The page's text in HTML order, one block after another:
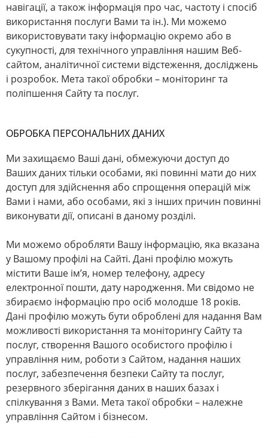
навігації, а також інформація про час, частоту і спосіб
використання послуги Вами та ін.). Ми можемо
використовувати таку інформацію окремо або в
сукупності, для технічного управління нашим Веб-
сайтом, аналітичної системи відстеження, досліджень
і розробок. Мета такої обробки – моніторинг та
поліпшення Сайту та послуг.
ОБРОБКА ПЕРСОНАЛЬНИХ ДАНИХ
Ми захищаємо Ваші дані, обмежуючи доступ до
Ваших даних тільки особами, які повинні мати до них
доступ для здійснення або спрощення операцій між
Вами і нами, або особами, які з інших причин повинні
виконувати дії, описані в даному розділі.
Ми можемо обробляти Вашу інформацію, яка вказана
у Вашому профілі на Сайті. Дані профілю можуть
містити Ваше ім’я, номер телефону, адресу
електронної пошти, дату народження. Ми свідомо не
збираємо інформацію про осіб молодше 18 років.
Дані профілю можуть бути оброблені для надання Вам
можливості використання та моніторингу Сайту та
послуг, створення Вашого особистого профілю і
управління ним, роботи з Сайтом, надання наших
послуг, забезпечення безпеки Сайту та послуг,
резервного зберігання даних в наших базах і
спілкування з Вами. Мета такої обробки – належне
управління Сайтом і бізнесом.